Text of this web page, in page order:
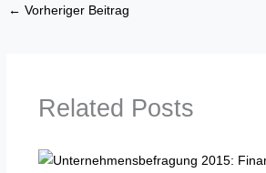
← Vorheriger Beitrag
Related Posts